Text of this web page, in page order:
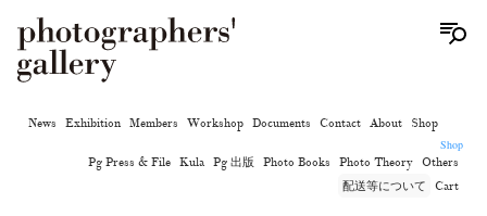
News Exhibition Members Workshop Documents Contact About
Shop
Shop
Pg Press & File Kula Pg 出版 Photo Books Photo Theory Others
配送等について
Cart